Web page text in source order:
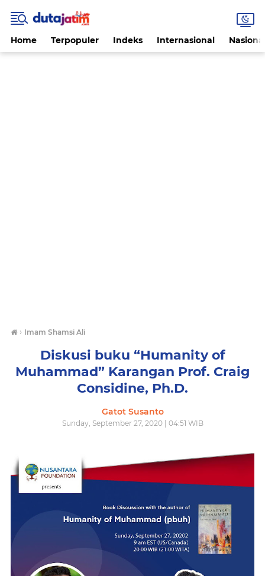
Home Terpopuler Indeks Internasional
› Imam Shamsi Ali
Diskusi buku “Humanity of
Muhammad” Karangan Prof. Craig
Considine, Ph.D.
Gatot Susanto
Sunday, September 27, 2020 | 04:51 WIB